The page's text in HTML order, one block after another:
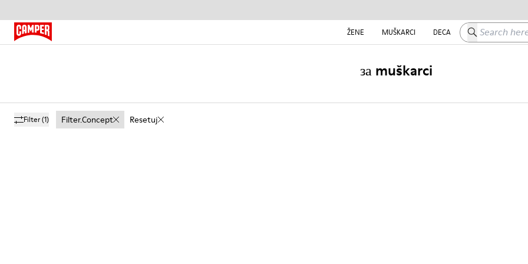
ŽENE
MUŠKARCI DECA Search here
за muškarci
Filter(1) Filter.concept Resetuj